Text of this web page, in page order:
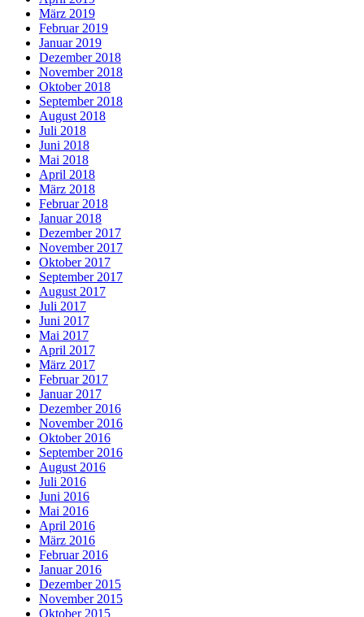
März 2019
Februar 2019
Januar 2019
Dezember 2018
November 2018
Oktober 2018
September 2018
August 2018
Juli 2018
Juni 2018
Mai 2018
April 2018
März 2018
Februar 2018
Januar 2018
Dezember 2017
November 2017
Oktober 2017
September 2017
August 2017
Juli 2017
Juni 2017
Mai 2017
April 2017
März 2017
Februar 2017
Januar 2017
Dezember 2016
November 2016
Oktober 2016
September 2016
August 2016
Juli 2016
Juni 2016
Mai 2016
April 2016
März 2016
Februar 2016
Januar 2016
Dezember 2015
November 2015
Oktober 2015